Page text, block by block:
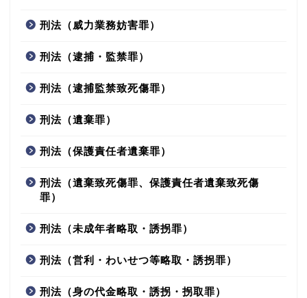
刑法（威力業務妨害罪）
刑法（逮捕・監禁罪）
刑法（逮捕監禁致死傷罪）
刑法（遺棄罪）
刑法（保護責任者遺棄罪）
刑法（遺棄致死傷罪、保護責任者遺棄致死傷
罪）
刑法（未成年者略取・誘拐罪）
刑法（営利・わいせつ等略取・誘拐罪）
刑法（身の代金略取・誘拐・拐取罪）